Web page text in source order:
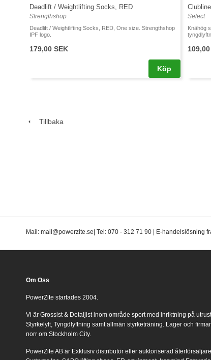
Deadlift / Weightlifting Socks, RED
Strengthshop
Deadlift / Weightlifting Socks, RED, One size. Strengthshop
IPF logo.
179,00 SEK
Köp
Select
Knähög
Tillbaka
Mail: mail@powerzite.se| Tel: 070 - 312 71 90 | E-handelslösning
Om Oss
PowerZite startades 2004.
Vi är Grossist & Detaljist inom område sport med inriktning på
Styrkelyft, Tyngdlyftning samt allmän styrketräning. Lager och
norr om Stockholm City.
PowerZite AB är Exklusiv distributör eller auktoriserad